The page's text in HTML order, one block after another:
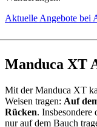
Aktuelle Angebote bei
Manduca XT
Mit der Manduca XT
Weisen tragen: Auf
Rücken. Insbesondere
nur auf dem Bauch